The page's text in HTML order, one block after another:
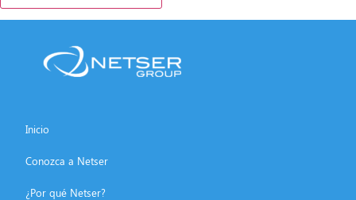
Inicio
Conozca a Netser
¿Por qué Netser?